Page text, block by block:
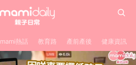
mami熱話 教育路 產前產後 健康資訊